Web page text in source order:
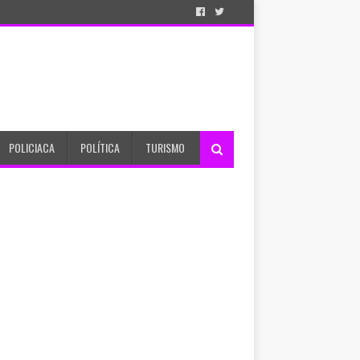
POLICIACA POLÍTICA TURISMO